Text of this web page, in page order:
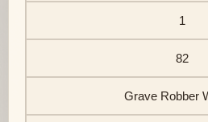
1
82
Grave Robber